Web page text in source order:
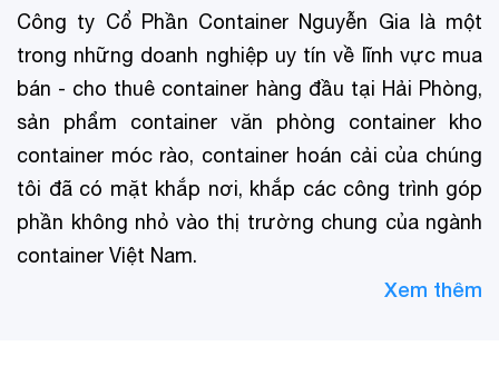
Công ty Cổ Phần Container Nguyễn Gia là một
trong những doanh nghiệp uy tín về lĩnh vực mua
bán - cho thuê container hàng đầu tại Hải Phòng,
sản phẩm container văn phòng container kho
container móc rào, container hoán cải của chúng
tôi đã có mặt khắp nơi, khắp các công trình góp
phần không nhỏ vào thị trường chung của ngành
container Việt Nam.
Xem thêm